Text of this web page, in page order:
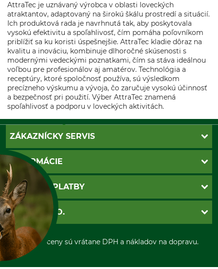
AttraTec je uznávaný výrobca v oblasti loveckých
atraktantov, adaptovaný na širokú škálu prostredí a situácií.
Ich produktová rada je navrhnutá tak, aby poskytovala
vysokú efektivitu a spoľahlivosť, čím pomáha poľovníkom
priblížiť sa ku koristi úspešnejšie. AttraTec kladie dôraz na
kvalitu a inováciu, kombinuje dlhoročné skúsenosti s
modernými vedeckými poznatkami, čím sa stáva ideálnou
voľbou pre profesionálov aj amatérov. Technológia a
receptúry, ktoré spoločnosť používa, sú výsledkom
precízneho výskumu a vývoja, čo zaručuje vysokú účinnosť
a bezpečnosť pri použití. Výber AttraTec znamená
spoľahlivosť a podporu v loveckých aktivitách.
ZÁKAZNÍCKY SERVIS
Kontakt
Katalógy
Newsletter
Nastavenia súborov cookie
INFORMÁCIE
Povinné údaje
Obchodné podmienky
Ochrana osobnych udajov
Otváracie hodiny
Zrušenie objednávky
SPÔSOBY PLATBY
Dobierka
Platba vopred
Sepa-inkaso
Osobný odber
GRUBE S.R.O.
O nás
Predajňa
Kolektív GRUBE
*Všetky ceny sú vrátane DPH a nákladov na dopravu.
SUŠIENKY?